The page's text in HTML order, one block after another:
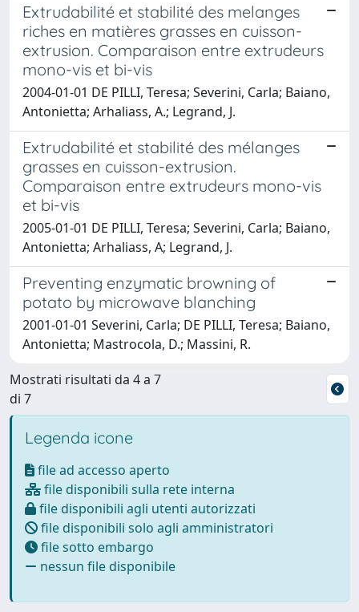
Extrudabilité et stabilité des melanges
riches en matières grasses en cuisson-
extrusion. Comparaison entre extrudeurs
mono-vis et bi-vis
2004-01-01 DE PILLI, Teresa; Severini, Carla; Baiano,
Antonietta; Arhaliass, A.; Legrand, J.
Extrudabilité et stabilité des mélanges
grasses en cuisson-extrusion.
Comparaison entre extrudeurs mono-vis
et bi-vis
2005-01-01 DE PILLI, Teresa; Severini, Carla; Baiano,
Antonietta; Arhaliass, A; Legrand, J.
Preventing enzymatic browning of
potato by microwave blanching
2001-01-01 Severini, Carla; DE PILLI, Teresa; Baiano,
Antonietta; Mastrocola, D.; Massini, R.
Mostrati risultati da 4 a 7
di 7
Legenda icone
file ad accesso aperto
file disponibili sulla rete interna
file disponibili agli utenti autorizzati
file disponibili solo agli amministratori
file sotto embargo
nessun file disponibile